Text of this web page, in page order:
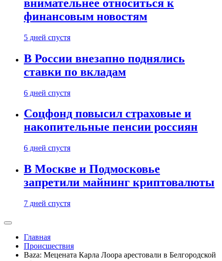
внимательнее относиться к
финансовым новостям
5 дней спустя
В России внезапно поднялись
ставки по вкладам
6 дней спустя
Соцфонд повысил страховые и
накопительные пенсии россиян
6 дней спустя
В Москве и Подмосковье
запретили майнинг криптовалюты
7 дней спустя
Главная
Происшествия
Baza: Мецената Карла Лоора арестовали в Белгородской